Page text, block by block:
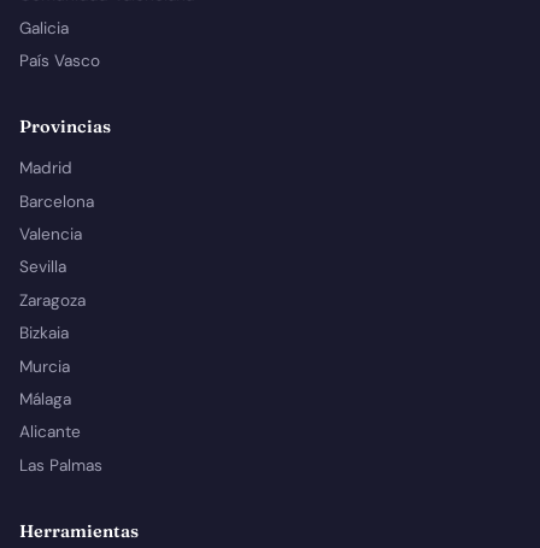
Galicia
País Vasco
Provincias
Madrid
Barcelona
Valencia
Sevilla
Zaragoza
Bizkaia
Murcia
Málaga
Alicante
Las Palmas
Herramientas